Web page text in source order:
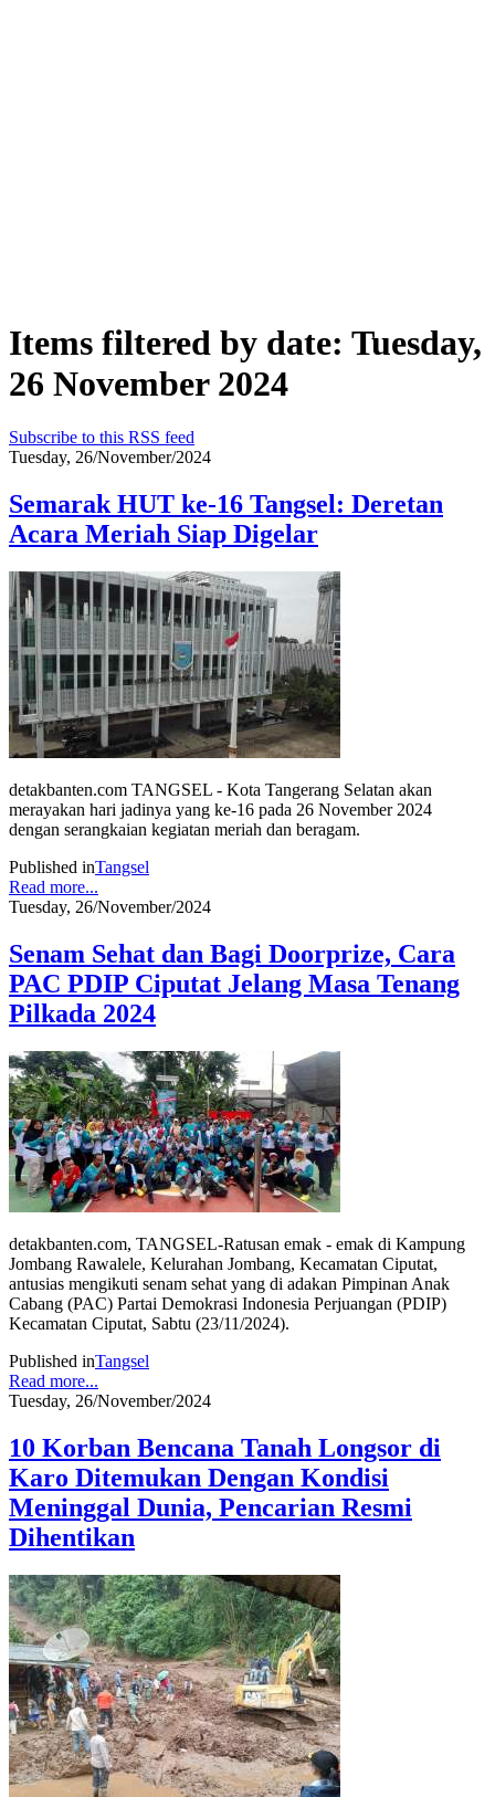
Items filtered by date: Tuesday,
26 November 2024
Subscribe to this RSS feed
Tuesday, 26/November/2024
Semarak HUT ke-16 Tangsel: Deretan
Acara Meriah Siap Digelar
detakbanten.com TANGSEL - Kota Tangerang Selatan akan
merayakan hari jadinya yang ke-16 pada 26 November 2024
dengan serangkaian kegiatan meriah dan beragam.
Published inTangsel
Read more...
Tuesday, 26/November/2024
Senam Sehat dan Bagi Doorprize, Cara
PAC PDIP Ciputat Jelang Masa Tenang
Pilkada 2024
detakbanten.com, TANGSEL-Ratusan emak - emak di Kampung
Jombang Rawalele, Kelurahan Jombang, Kecamatan Ciputat,
antusias mengikuti senam sehat yang di adakan Pimpinan Anak
Cabang (PAC) Partai Demokrasi Indonesia Perjuangan (PDIP)
Kecamatan Ciputat, Sabtu (23/11/2024).
Published inTangsel
Read more...
Tuesday, 26/November/2024
10 Korban Bencana Tanah Longsor di
Karo Ditemukan Dengan Kondisi
Meninggal Dunia, Pencarian Resmi
Dihentikan